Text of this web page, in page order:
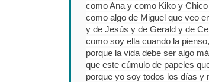
como Ana y como Kiko y
como algo de Miguel que veo
y de Jesús y de Gerald y de
como soy ella cuando la pienso,
porque la vida debe ser algo
que este cúmulo de papeles
porque yo soy todos los días y